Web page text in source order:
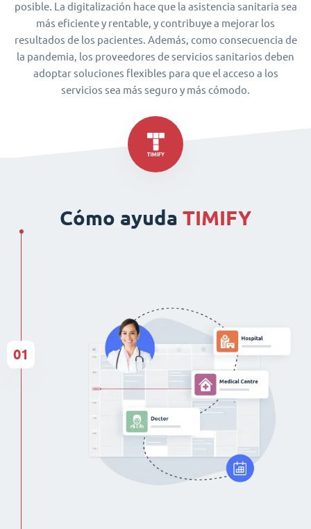
posible. La digitalización hace que la asistencia sanitaria sea
más eficiente y rentable, y contribuye a mejorar los
resultados de los pacientes. Además, como consecuencia de
la pandemia, los proveedores de servicios sanitarios deben
adoptar soluciones flexibles para que el acceso a los
servicios sea más seguro y más cómodo.
Cómo ayuda TIMIFY
01